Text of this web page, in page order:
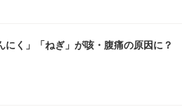
にく」「ねぎ」が咳・腹痛の原因に？